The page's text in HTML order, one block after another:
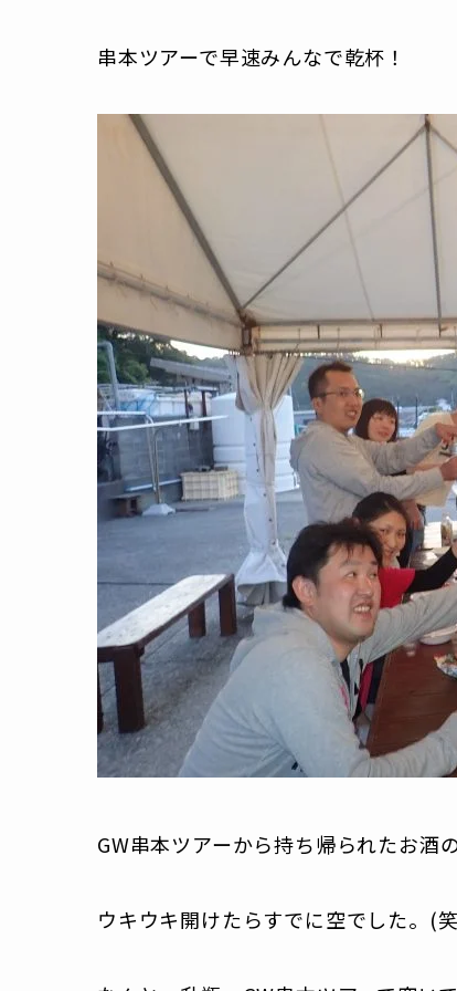
串本ツアーで早速みんなで乾杯！
GW串本ツアーから持ち帰られたお酒
ウキウキ開けたらすでに空でした。(